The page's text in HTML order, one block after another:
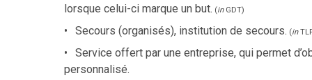
lorsque celui-ci marque un but. (inGDT)
Secours (organisés), institution de secours. (in
Service offert par une entreprise, qui permet
personnalisé.